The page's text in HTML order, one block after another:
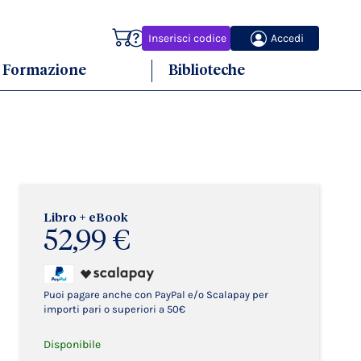
Inserisci codice Accedi
Carrello
Formazione Biblioteche
Libro + eBook
52,99 €
Puoi pagare anche con PayPal e/o Scalapay per
importi pari o superiori a 50€
Disponibile